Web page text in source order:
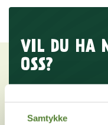
Samtykke
VIL DU HA
OSS?
unike tilbud og
av mange fordeler.